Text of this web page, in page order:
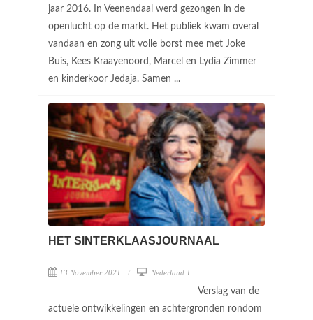
jaar 2016. In Veenendaal werd gezongen in de
openlucht op de markt. Het publiek kwam overal
vandaan en zong uit volle borst mee met Joke
Buis, Kees Kraayenoord, Marcel en Lydia Zimmer
en kinderkoor Jedaja. Samen ...
HET SINTERKLAASJOURNAAL
13 November 2021 Nederland 1
Verslag van de
actuele ontwikkelingen en achtergronden rondom